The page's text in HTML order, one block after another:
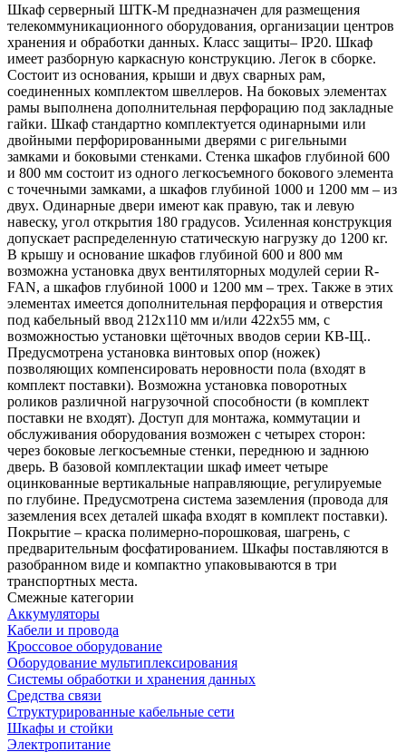
Шкаф серверный ШТК-М предназначен для размещения
телекоммуникационного оборудования, организации центров
хранения и обработки данных. Класс защиты– IP20. Шкаф
имеет разборную каркасную конструкцию. Легок в сборке.
Состоит из основания, крыши и двух сварных рам,
соединенных комплектом швеллеров. На боковых элементах
рамы выполнена дополнительная перфорацию под закладные
гайки. Шкаф стандартно комплектуется одинарными или
двойными перфорированными дверями с ригельными
замками и боковыми стенками. Стенка шкафов глубиной 600
и 800 мм состоит из одного легкосъемного бокового элемента
с точечными замками, а шкафов глубиной 1000 и 1200 мм – из
двух. Одинарные двери имеют как правую, так и левую
навеску, угол открытия 180 градусов. Усиленная конструкция
допускает распределенную статическую нагрузку до 1200 кг.
В крышу и основание шкафов глубиной 600 и 800 мм
возможна установка двух вентиляторных модулей серии R-
FAN, а шкафов глубиной 1000 и 1200 мм – трех. Также в этих
элементах имеется дополнительная перфорация и отверстия
под кабельный ввод 212х110 мм и/или 422х55 мм, с
возможностью установки щёточных вводов серии КВ-Щ..
Предусмотрена установка винтовых опор (ножек)
позволяющих компенсировать неровности пола (входят в
комплект поставки). Возможна установка поворотных
роликов различной нагрузочной способности (в комплект
поставки не входят). Доступ для монтажа, коммутации и
обслуживания оборудования возможен с четырех сторон:
через боковые легкосъемные стенки, переднюю и заднюю
дверь. В базовой комплектации шкаф имеет четыре
оцинкованные вертикальные направляющие, регулируемые
по глубине. Предусмотрена система заземления (провода для
заземления всех деталей шкафа входят в комплект поставки).
Покрытие – краска полимерно-порошковая, шагрень, с
предварительным фосфатированием. Шкафы поставляются в
разобранном виде и компактно упаковываются в три
транспортных места.
Смежные категории
Аккумуляторы
Кабели и провода
Кроссовое оборудование
Оборудование мультиплексирования
Системы обработки и хранения данных
Средства связи
Структурированные кабельные сети
Шкафы и стойки
Электропитание